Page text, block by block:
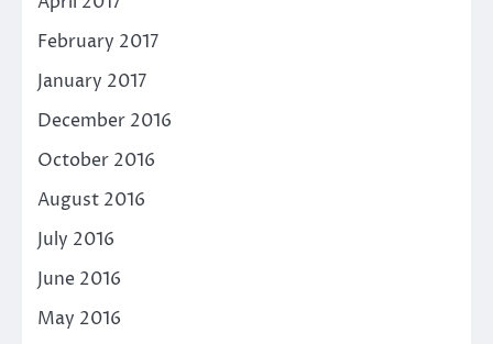
February 2017
January 2017
December 2016
October 2016
August 2016
July 2016
June 2016
May 2016